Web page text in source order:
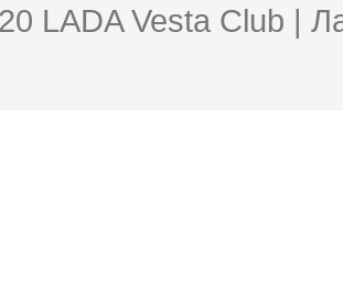
LADA Vesta Club |